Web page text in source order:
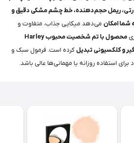
ریمل حجم‌دهنده، خط چشم مشکی دقیق و
شما امکان می‌دهد میکاپی جذاب، متفاوت و
محصول با تم شخصیت محبوب Harley
کرده است. فرمول سبک و
استفاده روزانه یا مهمانی‌ها عالی باشد.